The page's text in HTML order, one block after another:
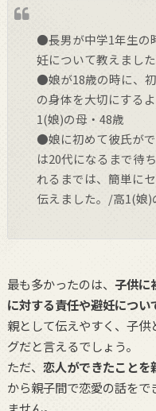
●長男が中学1年生の
妊について教えまし
●娘が18歳の時に、
の身体を大切にする
1(娘)の母・48歳
●娘に初めて彼氏が
は20代になるまで待
れるまでは、簡単に
伝えました。/高1(娘)
最も多かったのは、 子供に
に対する責任や避妊につい
親として伝えやすく、子
グだと言えるでしょう。
ただ、 恋人ができたことを
から親子間で恋愛の話を